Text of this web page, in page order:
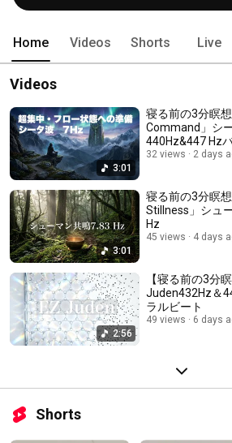
Home Videos Shorts Live
Videos
3:01
寝る前の3分瞑
Command」シ
440Hz&447 Hz
ート
32 views 2 days
3:01
寝る前の3分瞑
Stillness」シュ
Hz
45 views 4 days
2:56
【寝る前の3分
Juden432Hz＆
ラルビート
49 views 6 days
Shorts